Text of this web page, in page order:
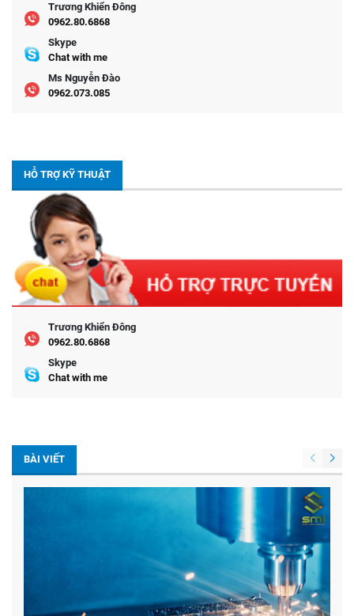
Trương Khiển Đông
0962.80.6868
Skype
Chat with me
Ms Nguyễn Đào
0962.073.085
HỖ TRỢ KỸ THUẬT
Trương Khiển Đông
0962.80.6868
Skype
Chat with me
BÀI VIẾT